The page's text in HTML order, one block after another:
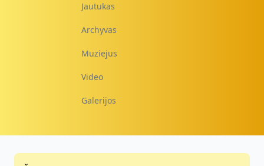
Jautukas
Archyvas
Muziejus
Video
Galerijos